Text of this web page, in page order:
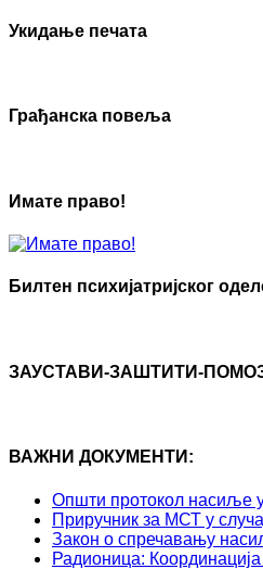
Укидање печата
Грађанска повеља
Имате право!
Билтен психијатријског
ЗАУСТАВИ-ЗАШТИТИ-
ВАЖНИ ДОКУМЕНТИ:
Општи протокол насиље
Приручник за МСТ у
Закон о спречавању
Радионица: